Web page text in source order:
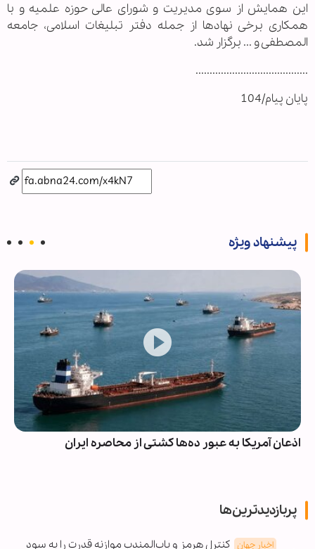
این همایش از سوی مدیریت و شورای عالی حوزه علمیه و با
همکاری برخی نهادها از جمله دفتر تبلیغات اسلامی، جامعه
المصطفی و ... برگزار شد.
........................................
پایان پیام/104
پیشنهاد ویژه
اذعان آمریکا به عبور ده‌ها کشتی از محاصره ایران
پربازدیدترین‌ها
اخبار جهان کنترل هرمز و باب‌المندب موازنه قدرت را به سود